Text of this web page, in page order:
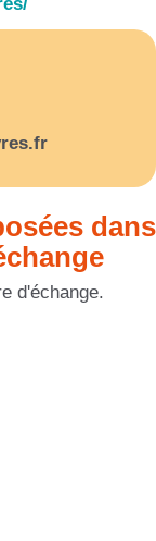
dans
d'échange.